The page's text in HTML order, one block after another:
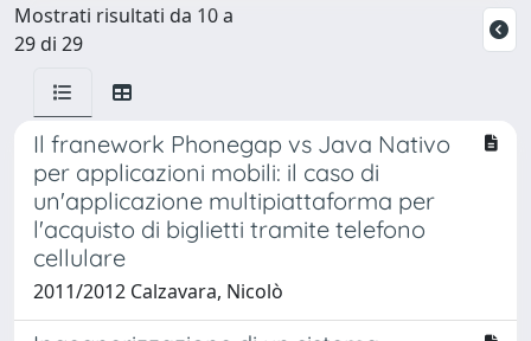
Mostrati risultati da 10 a
29 di 29
Il franework Phonegap vs Java Nativo
per applicazioni mobili: il caso di
un'applicazione multipiattaforma per
l'acquisto di biglietti tramite telefono
cellulare
2011/2012 Calzavara, Nicolò